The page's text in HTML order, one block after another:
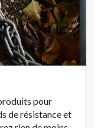
pour
de résistance et